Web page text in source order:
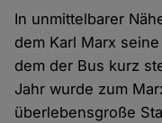
In unmittelbarer
dem Karl Marx
dem der Bus kurz
Jahr wurde zum
überlebensgroße